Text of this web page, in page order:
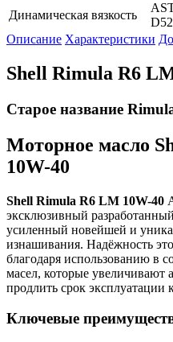
Динамическая вязкость
Описание Характеристики
Shell Rimula R6
Старое название
Моторное масло
10W-40
Shell Rimula R6 LM 10W-40
эксклюзивный
усиленный новейшей и
изнашивания. Надёжность
благодаря использованию в
масел, которые увеличивают
продлить срок эксплуатации
Ключевые